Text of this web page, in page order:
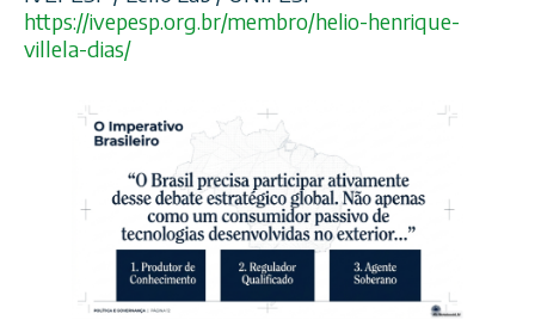
https://ivepesp.org.br/membro/helio-henrique-
villela-dias/